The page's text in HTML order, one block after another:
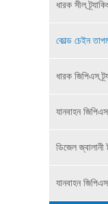
ধারক সীল ট্র্যাকিং
কোল্ড চেইন
ধারক জিপিএস
যানবাহন
ডিজেল জ্বালানী
যানবাহন